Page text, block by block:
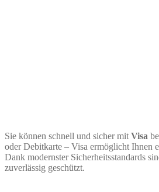
Sie können schnell und sicher mit Visa
oder Debitkarte – Visa ermöglicht Ihnen
Dank modernster Sicherheitsstandards
zuverlässig geschützt.